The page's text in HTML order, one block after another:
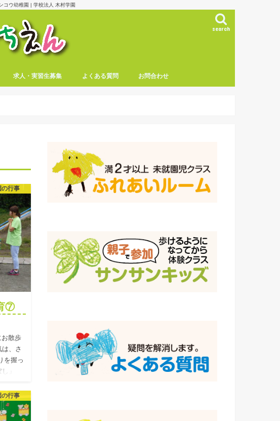
ウ幼稚園 | 学校法人 木村学園
search
求人・実習生募集 よくある質問 お問合わせ
の行事
⑦
お散歩
、さ
を握っ
」
の行事